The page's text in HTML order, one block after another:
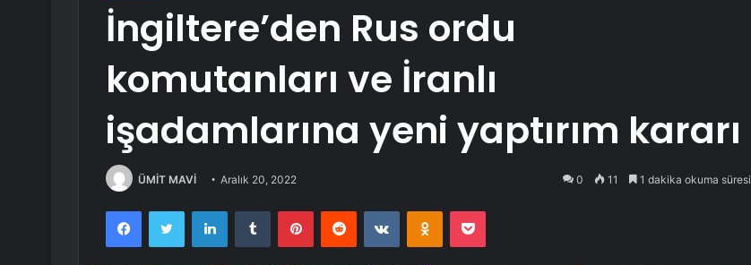
İngiltere’den Rus ordu
komutanları ve İranlı
işadamlarına yeni yaptırım kararı
ÜMİT MAVİ Aralık 20, 2022 0 11 1 dakika okuma süresi
FacebookTwitter LinkedInTumblr PinterestReddit VKontakteOdnoklassniki
Pocket